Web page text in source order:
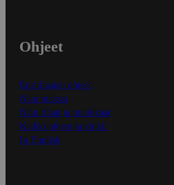
Ohjeet
Ensitilaajan ohjeet
Näin maksat
Näin tilaat ja muokkaat
Kaikki ohjeet ja vinkit
In English